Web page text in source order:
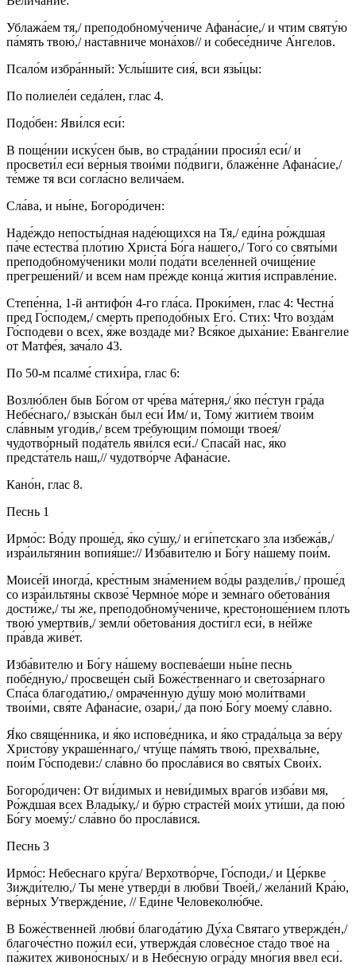
Ублажа́ем тя,/ преподобному́чениче Афана́сие,/ и чтим святу́ю
па́мять твою́,/ наста́вниче мона́хов// и собесе́дниче А́нгелов.
Псало́м избра́нный: Услы́шите сия́, вси язы́цы:
По полиеле́и седа́лен, глас 4.
Подо́бен: Яви́лся еси́:
В поще́нии иску́сен быв, во страда́нии просия́л еси́/ и
просвети́л еси́ ве́рныя твои́ми по́двиги, блаже́нне Афана́сие,/
те́мже тя вси согла́сно велича́ем.
Сла́ва, и ны́не, Богоро́дичен:
Наде́ждо непосты́дная наде́ющихся на Тя,/ еди́на ро́ждшая
па́че естества́ пло́тию Христа́ Бо́га на́шего,/ Того́ со святы́ми
преподобному́ченики моли́ пода́ти вселе́нней очище́ние
прегреше́ний/ и всем нам пре́жде конца́ жития́ исправле́ние.
Степе́нна, 1-й антифо́н 4-го гла́са. Проки́мен, глас 4: Честна́
пред Го́сподем,/ смерть преподо́бных Его́. Стих: Что возда́м
Го́сподеви о всех, я́же воздаде́ ми? Вся́кое дыха́ние: Ева́нгелие
от Матфе́я, зача́ло 43.
По 50-м псалме́ стихи́ра, глас 6:
Возлю́блен быв Бо́гом от чре́ва ма́терня,/ я́ко пе́стун гра́да
Небе́снаго,/ взыска́н был еси́ Им/ и, Тому́ житие́м твои́м
сла́вным угоди́в,/ всем тре́бующим по́мощи твоея́/
чудотво́рный пода́тель яви́лся еси́./ Спаса́й нас, я́ко
предста́тель наш,// чудотво́рче Афана́сие.
Кано́н, глас 8.
Песнь 1
Ирмо́с: Во́ду проше́д, я́ко су́шу,/ и еги́петскаго зла избежа́в,/
изра́ильтянин вопия́ше:// Изба́вителю и Бо́гу на́шему пои́м.
Моисе́й иногда́, кре́стным зна́мением во́ды раздели́в,/ проше́д
со изра́ильтяны сквозе́ Чермно́е мо́ре и земна́го обетова́ния
дости́же,/ ты же, преподобному́чениче, крестоноше́нием плоть
твою́ умертви́в,/ земли́ обетова́ния дости́гл еси́, в не́йже
пра́вда живе́т.
Изба́вителю и Бо́гу на́шему воспева́еши ны́не песнь
побе́дную,/ просвеще́н сый Боже́ственнаго и светоза́рнаго
Спа́са благода́тию,/ омраче́нную ду́шу мою́ моли́твами
твои́ми, свя́те Афана́сие, озари́,/ да пою́ Бо́гу моему́ сла́вно.
Я́ко свяще́нника, и я́ко испове́дника, и я́ко страда́льца за ве́ру
Христо́ву украше́ннаго,/ чту́ще па́мять твою́, прехва́льне,
пои́м Го́сподеви:/ сла́вно бо просла́вися во святы́х Свои́х.
Богоро́дичен: От ви́димых и неви́димых враго́в изба́ви мя,
Ро́ждшая всех Влады́ку,/ и бу́рю страсте́й мои́х ути́ши, да пою́
Бо́гу моему́:/ сла́вно бо просла́вися.
Песнь 3
Ирмо́с: Небеснаго кру́га/ Верхотво́рче, Го́споди,/ и Це́ркве
Зижди́телю,/ Ты мене́ утверди́ в любви́ Твое́й,/ жела́ний Кра́ю,
ве́рных Утвержде́ние, // Еди́не Человеколю́бче.
В Боже́ственней любви́ благода́тию Ду́ха Святаго утвержде́н,/
благоче́стно пожи́л еси́, утвержда́я слове́сное ста́до твое́ на
па́житех живоно́сных/ и в Небе́сную огра́ду мно́гия ввел еси́.